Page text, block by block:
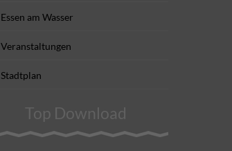
Essen am Wasser
Veranstaltungen
Stadtplan
Top Download